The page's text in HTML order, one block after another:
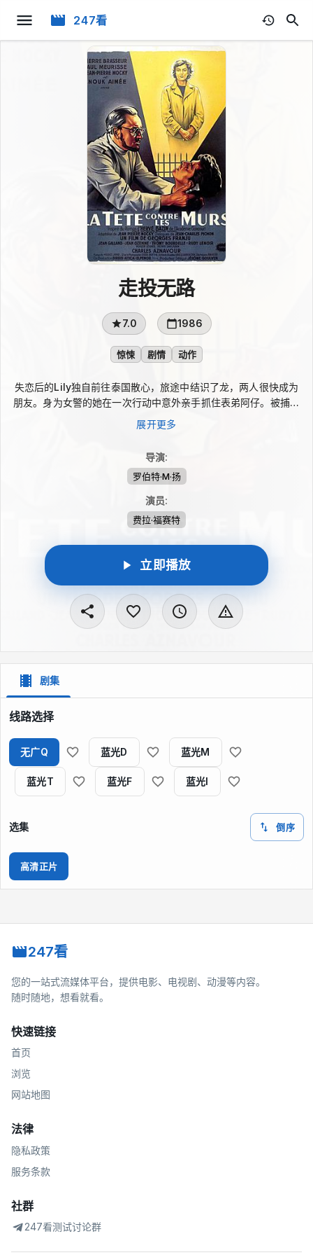
247看
走投无路
7.0 1986
惊悚 剧情 动作
失恋后的Lily独自前往泰国散心，旅途中结识了龙，两人很快成为
朋友。身为女警的她在一次行动中意外亲手抓住表弟阿仔。被捕的
阿仔恳求Lily把赃款交给黑帮大佬钱哥，以换取自己的性命。面对
亲情、职责与黑帮压力，Lily一时心软，没有将赃款交回警署，也
展开更多
导演:
罗伯特·M·扬
演员:
费拉·福赛特
立即播放
剧集
线路选择
无广Q 蓝光D 蓝光M
蓝光T 蓝光F 蓝光I
选集 倒序
高清正片
247看
您的一站式流媒体平台，提供电影、电视剧、动漫等内容。
随时随地，想看就看。
快速链接
首页
浏览
网站地图
法律
隐私政策
服务条款
社群
247看测试讨论群